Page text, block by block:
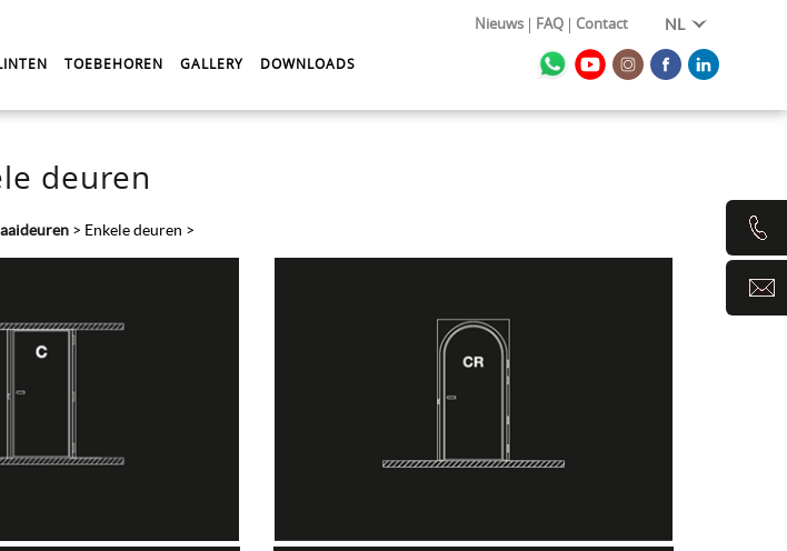
NL
Nieuws FAQ Contact
TOEBEHOREN GALLERY DOWNLOADS
deuren
> Enkele deuren >